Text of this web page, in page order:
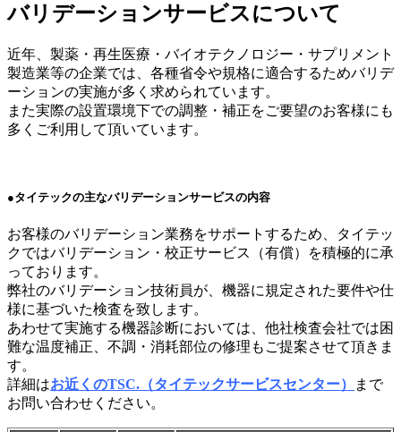
バリデーションサービスについて
近年、製薬・再生医療・バイオテクノロジー・サプリメント
製造業等の企業では、各種省令や規格に適合するためバリデ
ーションの実施が多く求められています。
また実際の設置環境下での調整・補正をご要望のお客様にも
多くご利用して頂いています。
●タイテックの主なバリデーションサービスの内容
お客様のバリデーション業務をサポートするため、タイテッ
クではバリデーション・校正サービス（有償）を積極的に承
っております。
弊社のバリデーション技術員が、機器に規定された要件や仕
様に基づいた検査を致します。
あわせて実施する機器診断においては、他社検査会社では困
難な温度補正、不調・消耗部位の修理もご提案させて頂きま
す。
詳細はお近くのTSC.（タイテックサービスセンター）
まで
お問い合わせください。